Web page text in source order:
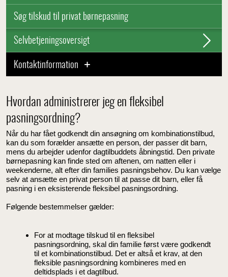
Søg tilskud til privat børnepasning
Selvbetjeningsoversigt
Kontaktinformation
Hvordan administrerer jeg en fleksibel
pasningsordning?
Når du har fået godkendt din ansøgning om kombinationstilbud,
kan du som forælder ansætte en person, der passer dit barn,
mens du arbejder udenfor dagtilbuddets åbningstid. Den private
børnepasning kan finde sted om aftenen, om natten eller i
weekenderne, alt efter din families pasningsbehov. Du kan vælge
selv at ansætte en privat person til at passe dit barn, eller få
pasning i en eksisterende fleksibel pasningsordning.
Følgende bestemmelser gælder:
For at modtage tilskud til en fleksibel
pasningsordning, skal din familie først være godkendt
til et kombinationstilbud. Det er altså et krav, at den
fleksible pasningsordning kombineres med en
deltidsplads i et dagtilbud.